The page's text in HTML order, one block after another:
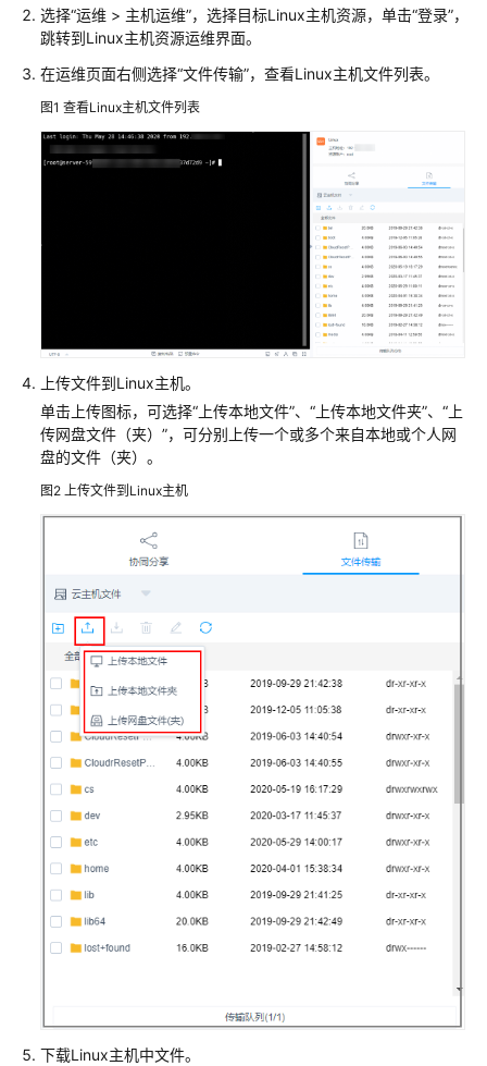
堡
垒
机
资
产
理
登
录
堡
查
看
系
统
桌
门
管
理
用
户
资
选择“运维 > 主机运维”，选择目标Linux主机资源，单击“登录”，
跳转到Linux主机资源运维界面。
在运维页面右侧选择“文件传输”，查看Linux主机文件列表。
图1 查看Linux主机文件列表
上传文件到Linux主机。
单击上传图标，可选择“上传本地文件”、 “上传本地文件夹”、 “上
传网盘文件（夹）”，可分别上传一个或多个来自本地或个人网
盘的文件（夹）。
图2 上传文件到Linux主机
下载Linux主机中文件。